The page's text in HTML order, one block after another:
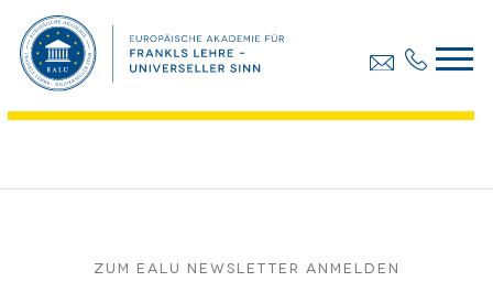
Anmeldung – Integrationspädagogik
Dateigröße:
Zum EALU Newsletter anmelden